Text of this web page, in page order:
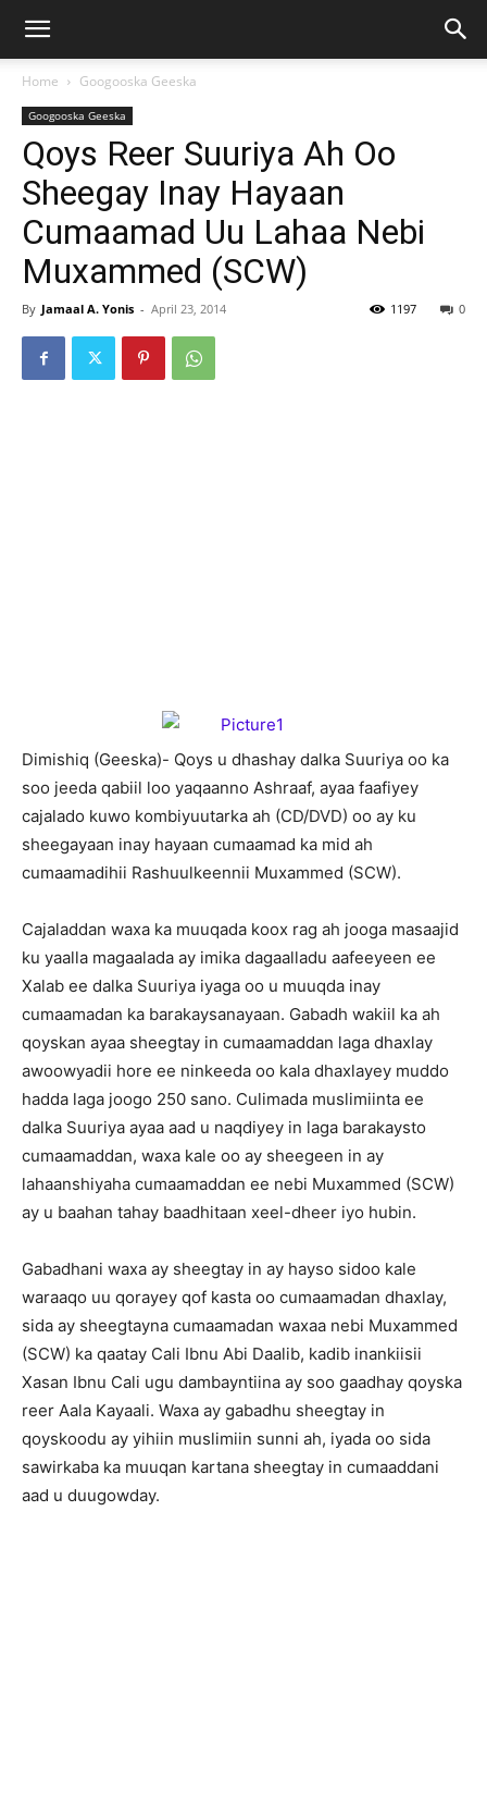
Home Googooska Geeska
Googooska Geeska
Qoys Reer Suuriya Ah Oo
Sheegay Inay Hayaan
Cumaamad Uu Lahaa Nebi
Muxammed (SCW)
By Jamaal A. Yonis - April 23, 2014 0
1197
Dimishiq (Geeska)- Qoys u dhashay dalka Suuriya oo ka
soo jeeda qabiil loo yaqaanno Ashraaf, ayaa faafiyey
cajalado kuwo kombiyuutarka ah (CD/DVD) oo ay ku
sheegayaan inay hayaan cumaamad ka mid ah
cumaamadihii Rashuulkeennii Muxammed (SCW).
Cajaladdan waxa ka muuqada koox rag ah jooga masaajid
ku yaalla magaalada ay imika dagaalladu aafeeyeen ee
Xalab ee dalka Suuriya iyaga oo u muuqda inay
cumaamadan ka barakaysanayaan. Gabadh wakiil ka ah
qoyskan ayaa sheegtay in cumaamaddan laga dhaxlay
awoowyadii hore ee ninkeeda oo kala dhaxlayey muddo
hadda laga joogo 250 sano. Culimada muslimiinta ee
dalka Suuriya ayaa aad u naqdiyey in laga barakaysto
cumaamaddan, waxa kale oo ay sheegeen in ay
lahaanshiyaha cumaamaddan ee nebi Muxammed (SCW)
ay u baahan tahay baadhitaan xeel-dheer iyo hubin.
Gabadhani waxa ay sheegtay in ay hayso sidoo kale
waraaqo uu qorayey qof kasta oo cumaamadan dhaxlay,
sida ay sheegtayna cumaamadan waxaa nebi Muxammed
(SCW) ka qaatay Cali Ibnu Abi Daalib, kadib inankiisii
Xasan Ibnu Cali ugu dambayntiina ay soo gaadhay qoyska
reer Aala Kayaali. Waxa ay gabadhu sheegtay in
qoyskoodu ay yihiin muslimiin sunni ah, iyada oo sida
sawirkaba ka muuqan kartana sheegtay in cumaaddani
aad u duugowday.